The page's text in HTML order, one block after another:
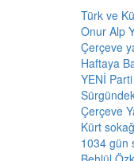
Türk ve
Onur Alp
Çerçeve
Haftaya
YENİ Parti
Çerçeve
Kürt
1034 gün